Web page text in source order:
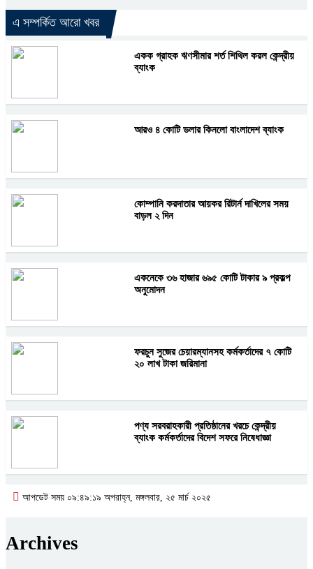
এ সম্পর্কিত আরো খবর
একক গ্রাহক ঋণসীমার শর্ত শিথিল করল কেন্দ্রীয়
ব্যাংক
আরও ৪ কোটি ডলার কিনলো বাংলাদেশ ব্যাংক
কোম্পানি করদাতার আয়কর রিটার্ন দাখিলের সময়
বাড়ল ২ দিন
একনেকে ৩৬ হাজার ৬৯৫ কোটি টাকার ৯ প্রকল্প
অনুমোদন
ফরচুন সুজের চেয়ারম্যানসহ কর্মকর্তাদের ৭ কোটি
২০ লাখ টাকা জরিমানা
পণ্য সরবরাহকারী প্রতিষ্ঠানের খরচে কেন্দ্রীয়
ব্যাংক কর্মকর্তাদের বিদেশ সফরে নিষেধাজ্ঞা
আপডেট সময় ০৯:৪৯:১৯ অপরাহ্ন, মঙ্গলবার, ২৫ মার্চ ২০২৫
Archives